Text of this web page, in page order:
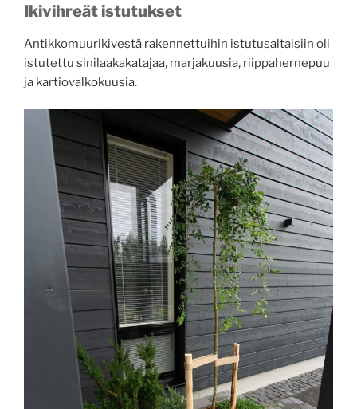
Ikivihreät istutukset
Antikkomuurikivestä rakennettuihin istutusaltaisiin oli
istutettu sinilaakakatajaa, marjakuusia, riippahernepuu
ja kartiovalkokuusia.